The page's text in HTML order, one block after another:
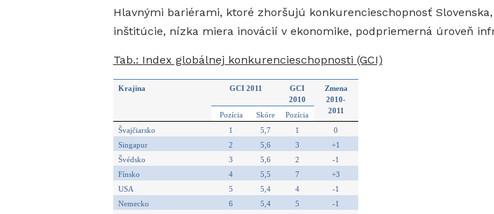
Hlavnými bariérami, ktoré zhoršujú konkurencieschopnosť
inštitúcie, nízka miera inovácií v ekonomike, podpriemerná úroveň
Tab.: Index globálnej konkurencieschopnosti (GCI)
Krajina GCI 2011
GCI
2010
Zmena
2010-
2011
Pozícia Skóre
Pozícia
Švajčiarsko
1 5,7 1
0
Singapur
2 5,6 3
+1
Švédsko
3 5,6 2
-1
Fínsko
4 5,5 7
+3
USA
5 5,4 4
-1
Nemecko
6 5,4 5
-1